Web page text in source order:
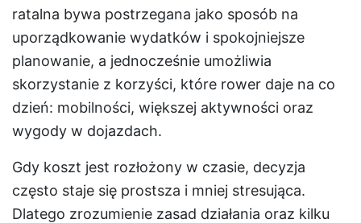
ratalna bywa postrzegana jako sposób na
uporządkowanie wydatków i spokojniejsze
planowanie, a jednocześnie umożliwia
skorzystanie z korzyści, które rower daje na co
dzień: mobilności, większej aktywności oraz
wygody w dojazdach.
Gdy koszt jest rozłożony w czasie, decyzja
często staje się prostsza i mniej stresująca.
Dlatego zrozumienie zasad działania oraz kilku